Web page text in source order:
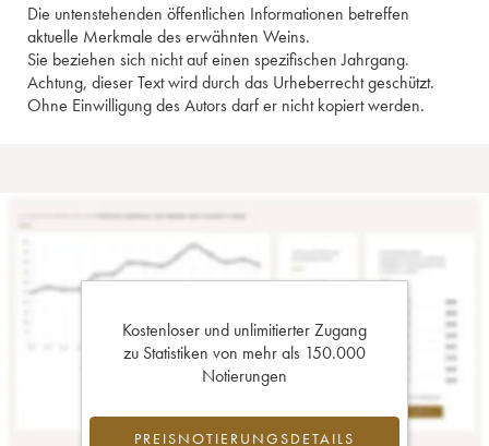
Die untenstehenden öffentlichen Informationen betreffen
aktuelle Merkmale des erwähnten Weins.
Sie beziehen sich nicht auf einen spezifischen Jahrgang.
Achtung, dieser Text wird durch das Urheberrecht geschützt.
Ohne Einwilligung des Autors darf er nicht kopiert werden.
Kostenloser und unlimitierter Zugang
zu Statistiken von mehr als 150.000
Notierungen
PREISNOTIERUNGSDETAILS